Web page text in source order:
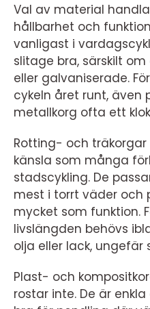
Val av material
hållbarhet och
vanligast i
slitage bra, särskilt
eller galvaniserade.
cykeln året runt, även
metallkorg ofta ett
Rotting- och träkorgar
känsla som många
stadscykling. De
mest i torrt väder och
mycket som funktion.
livslängden behövs
olja eller lack, ungefär
Plast- och
rostar inte. De är